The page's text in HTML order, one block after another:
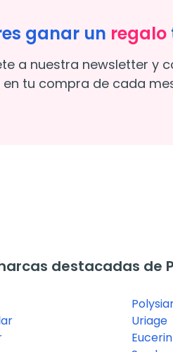
ganar un regalo
a nuestra newsletter y
en tu compra de cada
destacadas de
Uriage
Eucerin